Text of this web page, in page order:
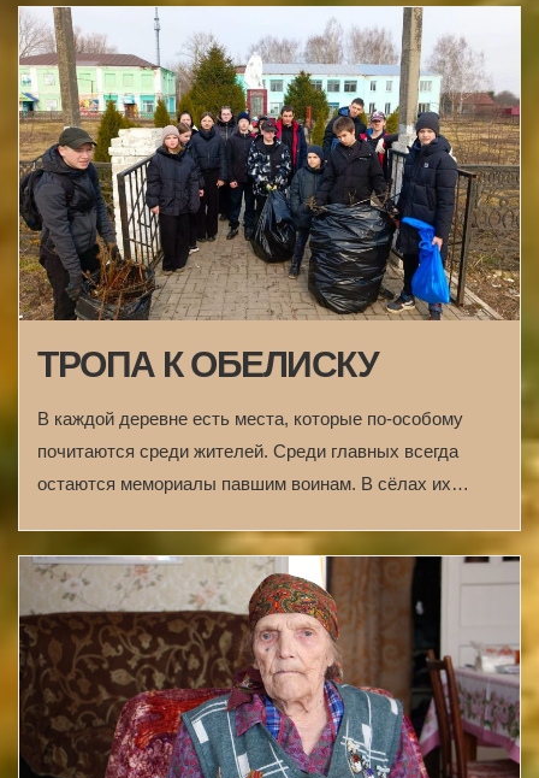
ТРОПА К ОБЕЛИСКУ
В каждой деревне есть места, которые по-особому
почитаются среди жителей. Среди главных всегда
остаются мемориалы павшим воинам. В сёлах их…